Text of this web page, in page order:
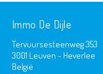
Immo De Dijle
Tervuursesteenweg 353
3001 Leuven - Heverlee
België